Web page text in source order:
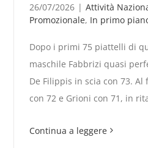
CdM Cina. Trap, ottimo
di
26/07/2026 | Attività
Promozionale, In primo
Dopo i primi 75 piattelli di
maschile Fabbrizi quasi
De Filippis in scia con 73. Al
con 72 e Grioni con 71, in
Continua a leggere